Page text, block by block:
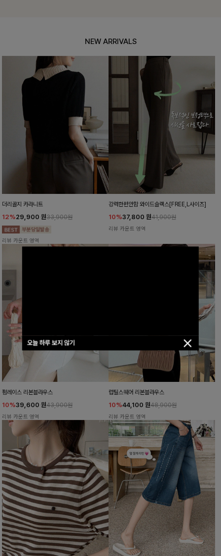
오늘 하루 보지 않기
NEW ARRIVALS
더리골지 카라니트
12%29,900 원33,900원
리뷰 카운트 영역
강력한편안함 와이드슬랙스[FREE,L사이즈]
10%37,800 원41,900원
리뷰 카운트 영역
펌레이스 리본블라우스
10%39,600 원43,900원
리뷰 카운트 영역
럽틸스퀘어 리본블라우스
10%44,100 원48,900원
리뷰 카운트 영역